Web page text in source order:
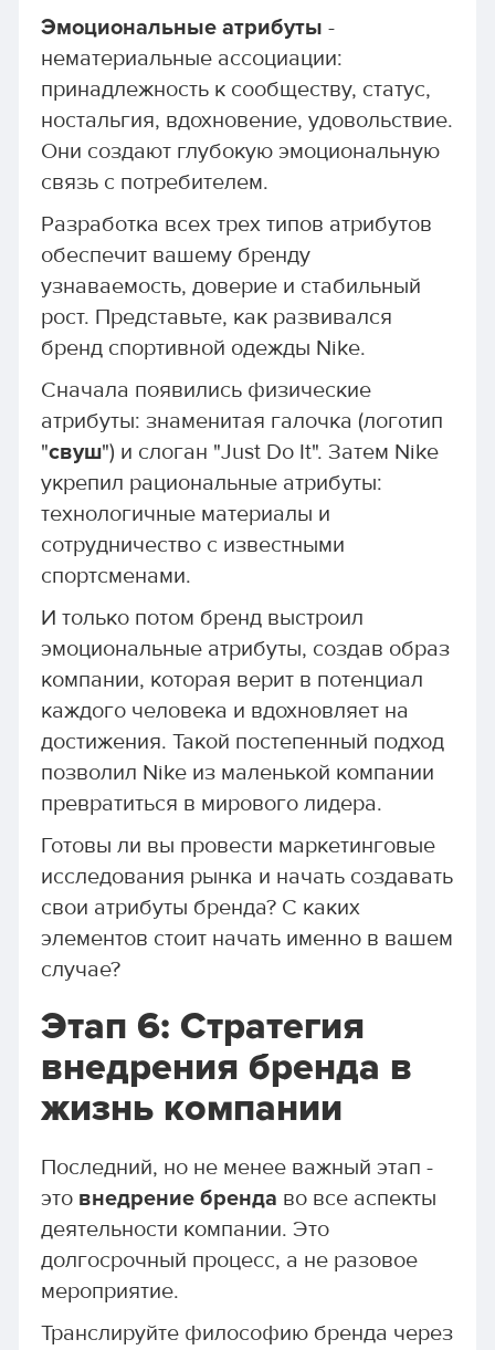
Эмоциональные атрибуты -
нематериальные ассоциации:
принадлежность к сообществу, статус,
ностальгия, вдохновение, удовольствие.
Они создают глубокую эмоциональную
связь с потребителем.
Разработка всех трех типов атрибутов
обеспечит вашему бренду
узнаваемость, доверие и стабильный
рост. Представьте, как развивался
бренд спортивной одежды Nike.
Сначала появились физические
атрибуты: знаменитая галочка (логотип
"свуш") и слоган "Just Do It". Затем Nike
укрепил рациональные атрибуты:
технологичные материалы и
сотрудничество с известными
спортсменами.
И только потом бренд выстроил
эмоциональные атрибуты, создав образ
компании, которая верит в потенциал
каждого человека и вдохновляет на
достижения. Такой постепенный подход
позволил Nike из маленькой компании
превратиться в мирового лидера.
Готовы ли вы провести маркетинговые
исследования рынка и начать создавать
свои атрибуты бренда? С каких
элементов стоит начать именно в вашем
случае?
Этап 6: Стратегия
внедрения бренда в
жизнь компании
Последний, но не менее важный этап -
это внедрение бренда во все аспекты
деятельности компании. Это
долгосрочный процесс, а не разовое
мероприятие.
Транслируйте философию бренда через